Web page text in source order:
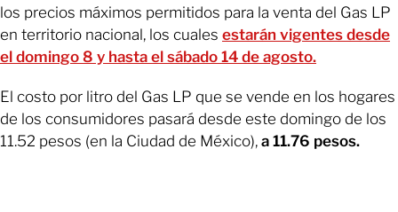
los precios máximos permitidos para la venta del Gas LP
en territorio nacional, los cuales estarán vigentes desde
el domingo 8 y hasta el sábado 14 de agosto.
El costo por litro del Gas LP que se vende en los hogares
de los consumidores pasará desde este domingo de los
11.52 pesos (en la Ciudad de México), a 11.76 pesos.